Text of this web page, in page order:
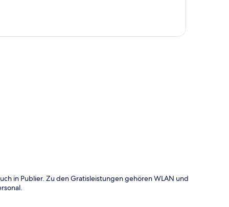
in Publier. Zu den Gratisleistungen gehören WLAN und